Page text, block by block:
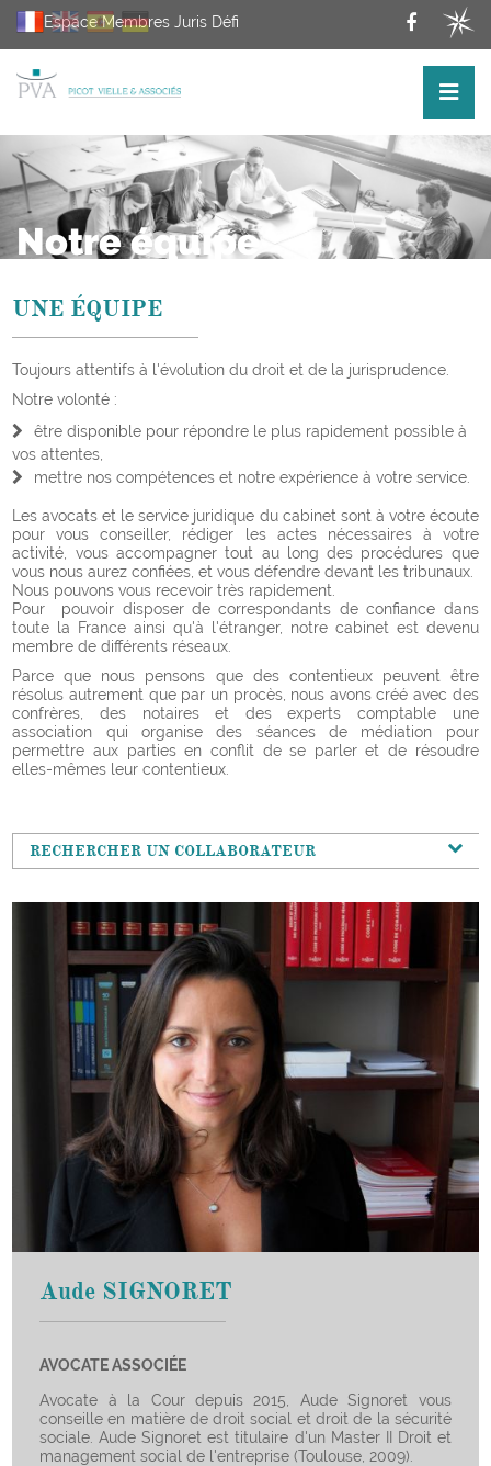
Espace Membres Juris Défi
Notre équipe
UNE ÉQUIPE
Toujours attentifs à l'évolution du droit et de la jurisprudence.
Notre volonté :
être disponible pour répondre le plus rapidement possible à
vos attentes,
mettre nos compétences et notre expérience à votre service.
Les avocats et le service juridique du cabinet sont à votre écoute
pour vous conseiller, rédiger les actes nécessaires à votre
activité, vous accompagner tout au long des procédures que
vous nous aurez confiées, et vous défendre devant les tribunaux.
Nous pouvons vous recevoir très rapidement.
Pour pouvoir disposer de correspondants de confiance dans
toute la France ainsi qu'à l'étranger, notre cabinet est devenu
membre de différents réseaux.
Parce que nous pensons que des contentieux peuvent être
résolus autrement que par un procès, nous avons créé avec des
confrères, des notaires et des experts comptable une
association qui organise des séances de médiation pour
permettre aux parties en conflit de se parler et de résoudre
elles-mêmes leur contentieux.
RECHERCHER UN COLLABORATEUR
Aude SIGNORET
AVOCATE ASSOCIÉE
Avocate à la Cour depuis 2015, Aude Signoret vous
conseille en matière de droit social et droit de la sécurité
sociale. Aude Signoret est titulaire d'un Master II Droit et
management social de l'entreprise (Toulouse, 2009).